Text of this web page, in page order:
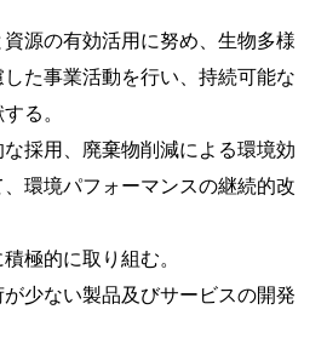
源の有効活用に努め、生物多様
た事業活動を行い、持続可能な
る。
採用、廃棄物削減による環境効
環境パフォーマンスの継続的改
極的に取り組む。
少ない製品及びサービスの開発